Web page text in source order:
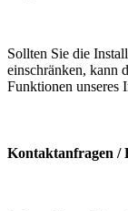
Sollten Sie die
einschränken, kann
Funktionen unseres
Kontaktanfragen /